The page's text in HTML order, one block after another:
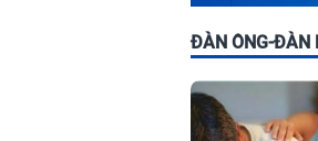
ĐÀN ÔNG-ĐÀN